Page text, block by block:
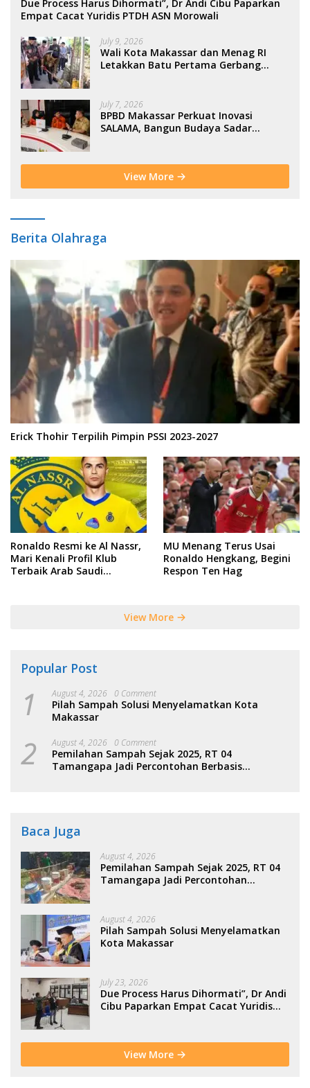
Due Process Harus Dihormati”, Dr Andi Cibu Paparkan
Empat Cacat Yuridis PTDH ASN Morowali
July 9, 2026
Wali Kota Makassar dan Menag RI
Letakkan Batu Pertama Gerbang
July 7, 2026
BPBD Makassar Perkuat Inovasi
SALAMA, Bangun Budaya Sadar
View More
Berita Olahraga
Erick Thohir Terpilih Pimpin PSSI 2023-2027
Ronaldo Resmi ke Al Nassr,
Mari Kenali Profil Klub
Terbaik Arab Saudi
MU Menang Terus Usai
Ronaldo Hengkang, Begini
Respon Ten Hag
View More
Popular Post
1 August 4, 2026 0 Comment
Pilah Sampah Solusi Menyelamatkan Kota
Makassar
2 August 4, 2026 0 Comment
Pemilahan Sampah Sejak 2025, RT 04
Tamangapa Jadi Percontohan Berbasis
Baca Juga
August 4, 2026
Pemilahan Sampah Sejak 2025, RT 04
Tamangapa Jadi Percontohan
August 4, 2026
Pilah Sampah Solusi Menyelamatkan
Kota Makassar
July 23, 2026
Due Process Harus Dihormati”, Dr Andi
Cibu Paparkan Empat Cacat Yuridis
View More